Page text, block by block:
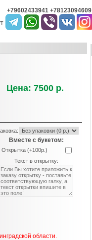
+79602433941 +78123094609
Цена: 7500 р.
Вместе с букетом:
Открытка (+100р.)
Текст в открытку:
области.